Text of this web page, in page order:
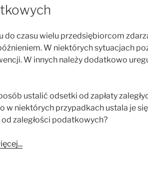
do czasu wielu przedsiębiorcom
W niektórych sytuacjach
W innych należy dodatkowo
ustalić odsetki od zapłaty
w niektórych przypadkach ustala je
zaległości podatkowych?